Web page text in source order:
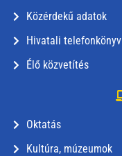
Közérdekű adatok
Hivatali telefonkönyv
Élő közvetítés
Oktatás
Kultúra, múzeumok